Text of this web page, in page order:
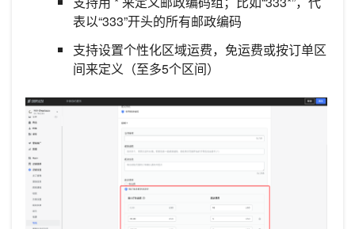
表以“333”开头的所有邮政编码
支持设置个性化区域运费，免运费或按订单区
间来定义（至多5个区间）